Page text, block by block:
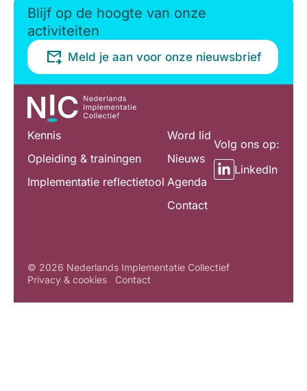
Blijf op de hoogte van onze
activiteiten
Meld je aan voor onze nieuwsbrief
Kennis
Opleiding & trainingen
Implementatie reflectietool
Word lid
Nieuws
Agenda
Contact
Volg ons op:
LinkedIn
© 2026 Nederlands Implementatie Collectief
Privacy & cookies
Contact